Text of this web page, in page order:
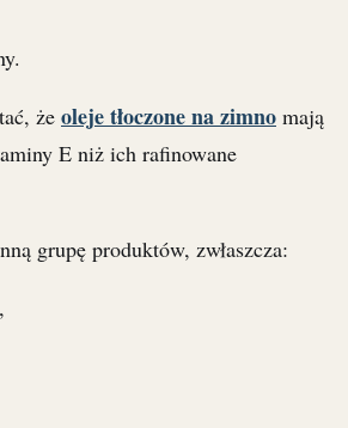
że oleje tłoczone na zimno mają
E niż ich rafinowane
grupę produktów, zwłaszcza: